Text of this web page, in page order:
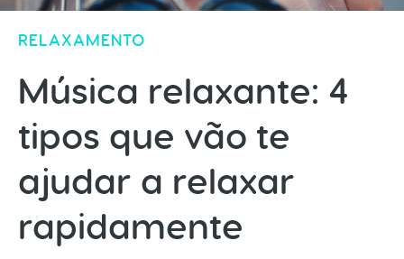
RELAXAMENTO
Música relaxante: 4
tipos que vão te
ajudar a relaxar
rapidamente